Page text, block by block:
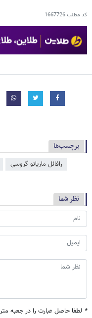
کد مطلب1667726
برچسب‌ها
رافائل ماریانو گروسی
نظر شما
* لطفا حاصل عبارت را در جعبه